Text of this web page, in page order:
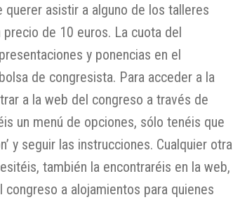
querer asistir a alguno de los talleres
de 10 euros. La cuota del
y ponencias en el
de congresista. Para acceder a la
a la web del congreso a través de
un menú de opciones, sólo tenéis que
y seguir las instrucciones. Cualquier otra
también la encontraréis en la web,
a alojamientos para quienes